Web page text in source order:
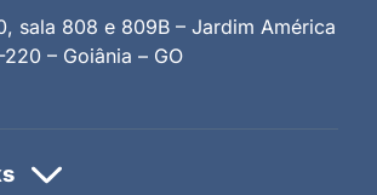
sala 808 e 809B – Jardim América
– Goiânia – GO